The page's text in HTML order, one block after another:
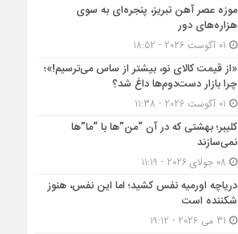
موزه عصر آهن تبریز، پنجره‌ای به سوی
هزاره‌های دور
«از قیمت کالای نو، بیشتر از ساس می‌ترسیم!»؛
چرا بازار دست‌دوم‌ها داغ شد؟
کلیبر؛ بهشتی که در آن “من”ها با “ما”ها
نمی‌سازند
دریاچه اورمیه نفس کشید؛ اما این نفس، هنوز
شکننده است